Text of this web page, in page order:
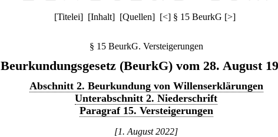
[Titelei] [Inhalt] [Quellen] [<] § 15 BeurkG [>]
§ 15 BeurkG. Versteigerungen
Beurkundungsgesetz (BeurkG) vom 28. August
Abschnitt 2. Beurkundung von Willenserklärungen
Unterabschnitt 2. Niederschrift
Paragraf 15. Versteigerungen
[1. August 2022]